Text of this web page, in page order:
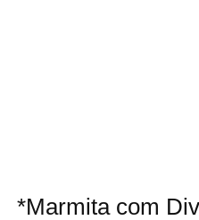
*Marmita com